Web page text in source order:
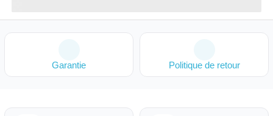
Garantie Politique de retour